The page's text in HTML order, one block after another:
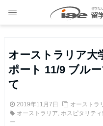
オーストラリア大
ポート 11/9 ブル
て
2019年11月7日 オーストラ
オーストラリア, ホスピタリテ
ー